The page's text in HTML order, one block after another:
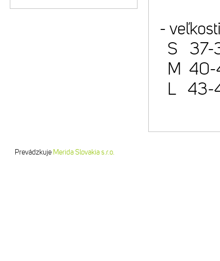
-
S 37-
M 40-
L 43-
Prevádzkuje Merida Slovakia s.r.o.